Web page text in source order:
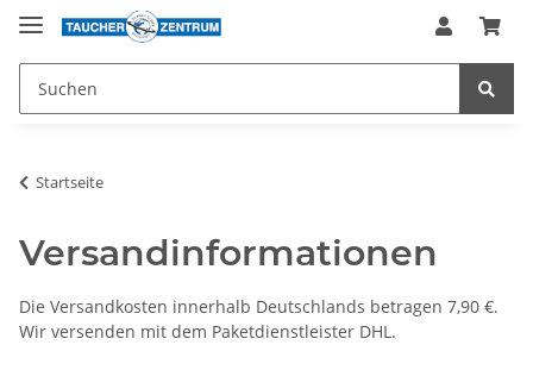
Startseite
Versandinformationen
Die Versandkosten innerhalb Deutschlands betragen 7,90 €.
Wir versenden mit dem Paketdienstleister DHL.